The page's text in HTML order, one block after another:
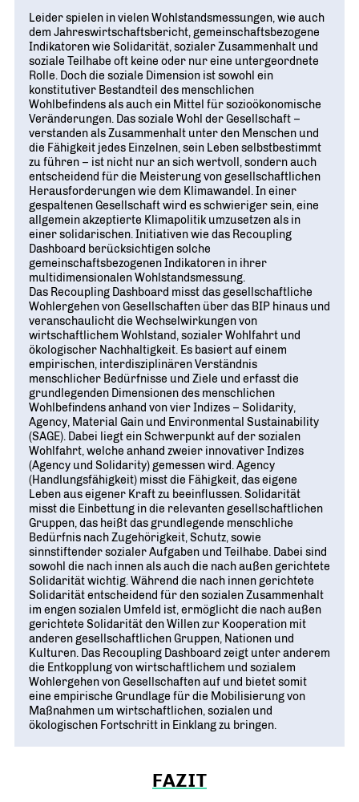
Leider spielen in vielen Wohlstandsmessungen, wie auch
dem Jahreswirtschaftsbericht, gemeinschaftsbezogene
Indikatoren wie Solidarität, sozialer Zusammenhalt und
soziale Teilhabe oft keine oder nur eine untergeordnete
Rolle. Doch die soziale Dimension ist sowohl ein
konstitutiver Bestandteil des menschlichen
Wohlbefindens als auch ein Mittel für sozioökonomische
Veränderungen. Das soziale Wohl der Gesellschaft –
verstanden als Zusammenhalt unter den Menschen und
die Fähigkeit jedes Einzelnen, sein Leben selbstbestimmt
zu führen – ist nicht nur an sich wertvoll, sondern auch
entscheidend für die Meisterung von gesellschaftlichen
Herausforderungen wie dem Klimawandel. In einer
gespaltenen Gesellschaft wird es schwieriger sein, eine
allgemein akzeptierte Klimapolitik umzusetzen als in
einer solidarischen. Initiativen wie das Recoupling
Dashboard berücksichtigen solche
gemeinschaftsbezogenen Indikatoren in ihrer
multidimensionalen Wohlstandsmessung.
Das Recoupling Dashboard misst das gesellschaftliche
Wohlergehen von Gesellschaften über das BIP hinaus und
veranschaulicht die Wechselwirkungen von
wirtschaftlichem Wohlstand, sozialer Wohlfahrt und
ökologischer Nachhaltigkeit. Es basiert auf einem
empirischen, interdisziplinären Verständnis
menschlicher Bedürfnisse und Ziele und erfasst die
grundlegenden Dimensionen des menschlichen
Wohlbefindens anhand von vier Indizes – Solidarity,
Agency, Material Gain und Environmental Sustainability
(SAGE). Dabei liegt ein Schwerpunkt auf der sozialen
Wohlfahrt, welche anhand zweier innovativer Indizes
(Agency und Solidarity) gemessen wird. Agency
(Handlungsfähigkeit) misst die Fähigkeit, das eigene
Leben aus eigener Kraft zu beeinflussen. Solidarität
misst die Einbettung in die relevanten gesellschaftlichen
Gruppen, das heißt das grundlegende menschliche
Bedürfnis nach Zugehörigkeit, Schutz, sowie
sinnstiftender sozialer Aufgaben und Teilhabe. Dabei sind
sowohl die nach innen als auch die nach außen gerichtete
Solidarität wichtig. Während die nach innen gerichtete
Solidarität entscheidend für den sozialen Zusammenhalt
im engen sozialen Umfeld ist, ermöglicht die nach außen
gerichtete Solidarität den Willen zur Kooperation mit
anderen gesellschaftlichen Gruppen, Nationen und
Kulturen. Das Recoupling Dashboard zeigt unter anderem
die Entkopplung von wirtschaftlichem und sozialem
Wohlergehen von Gesellschaften auf und bietet somit
eine empirische Grundlage für die Mobilisierung von
Maßnahmen um wirtschaftlichen, sozialen und
ökologischen Fortschritt in Einklang zu bringen.
FAZIT